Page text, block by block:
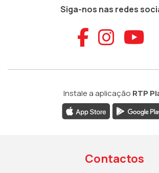
Siga-nos nas redes
Aceder
Instale a aplicação RTP
Contactos